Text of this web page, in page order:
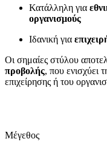
Κατάλληλη για
οργανισμούς
Ιδανική για
Οι σημαίες στύλου
προβολής, που ενισχύει
επιχείρησης ή του
Μέγεθος